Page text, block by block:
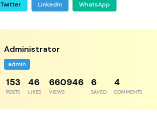
Twitter LinkedIn WhatsApp
Administrator
admin
192
POSTS
57
LIKES
826182
VIEWS
8
SAVED
5
COMMENTS